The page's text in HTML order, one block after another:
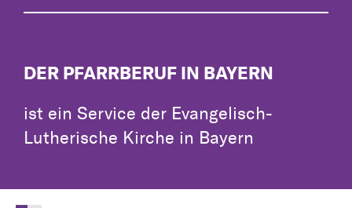
DER PFARRBERUF IN BAYERN
ist ein Service der Evangelisch-
Lutherische Kirche in Bayern